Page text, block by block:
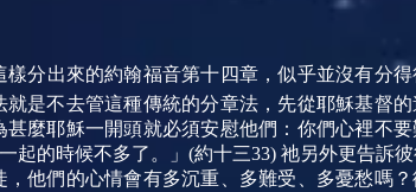
分出來的約翰福音第十四章，似乎並沒有分得
是不去管這種傳統的分章法，先從耶穌基督
麼耶穌一開頭就必須安慰他們：你們心裡不要
起的時候不多了。」(約十三33) 祂另外更告訴
他們的心情會有多沉重、多難受、多憂愁嗎？